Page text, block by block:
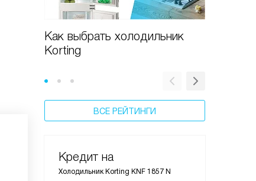
Как выбрать холодильник
Korting
ВСЕ РЕЙТИНГИ
Кредит на
Холодильник Korting KNF 1857 N